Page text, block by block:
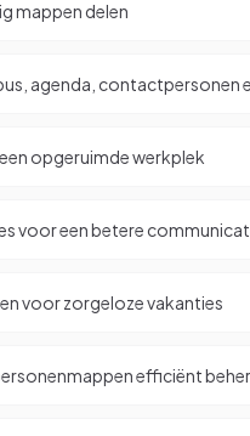
mappen delen
agenda, contactpersonen
opgeruimde werkplek
voor een betere
voor zorgeloze vakanties
efficiënt